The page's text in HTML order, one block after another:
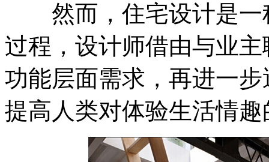
然而，住宅设计是一
过程，设计师借由与业
功能层面需求，再进一
提高人类对体验生活情